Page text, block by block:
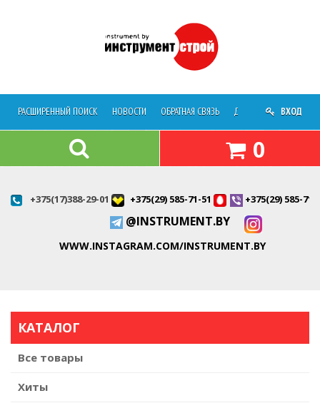
РАСШИРЕННЫЙ ПОИСК НОВОСТИ ОБРАТНАЯ СВЯЗЬ ДОСТАВКА О
ВХОД
0
+375(17)388-29-01 +375(29) 585-71-51 +375(29) 585-71-
@INSTRUMENT.BY
WWW.INSTAGRAM.COM/INSTRUMENT.BY
КАТАЛОГ
Все товары
Хиты